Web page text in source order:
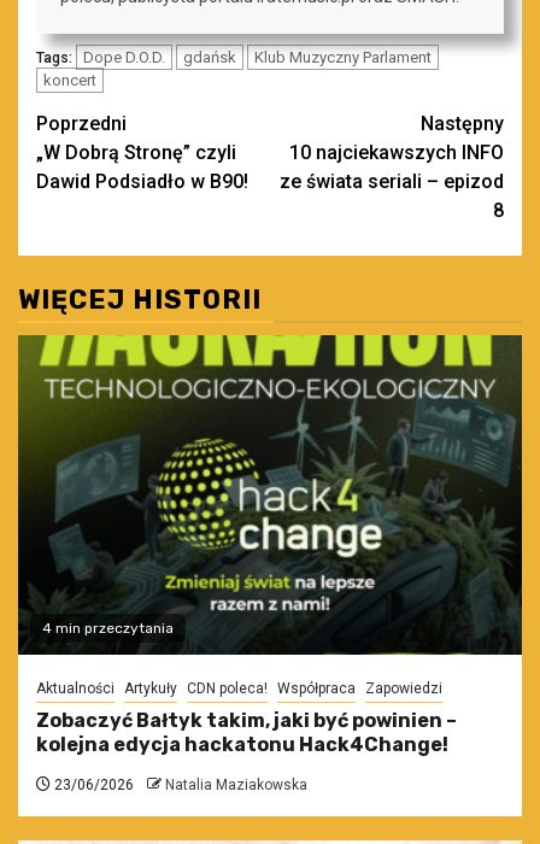
Tags: Dope D.O.D. gdańsk
Klub Muzyczny Parlament
koncert
Zobacz
wpisy
Poprzedni
„W Dobrą Stronę” czyli
Dawid Podsiadło w B90!
Następny
10 najciekawszych INFO
ze świata seriali – epizod
8
WIĘCEJ HISTORII
4 min przeczytania
Aktualności Artykuły CDN poleca! Współpraca Zapowiedzi
Zobaczyć Bałtyk takim, jaki być powinien –
kolejna edycja hackatonu Hack4Change!
23/06/2026 Natalia Maziakowska